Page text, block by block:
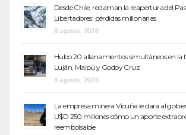
Desde Chile, reclaman la reapertura del
Libertadores: pérdidas millonarias
8 agosto, 2026
Hubo 20 allanamientos simultáneos en la
Luján, Maipú y Godoy Cruz
8 agosto, 2026
La empresa minera Vicuña le dará al
U$D 250 millones cómo un aporte
reembolsable